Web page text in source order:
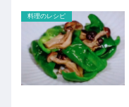
料理のレシピ